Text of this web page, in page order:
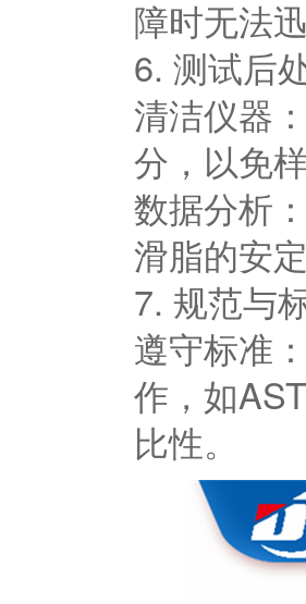
障时无法
6. 测试后
清洁仪器
分，以免
数据分析
滑脂的安
7. 规范与
遵守标准
作，如
比性。